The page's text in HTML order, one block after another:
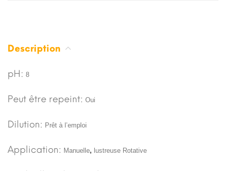
Description
pH: 8
Peut être repeint: Oui
Dilution: Prêt à l’emploi
Application: Manuelle, lustreuse Rotative